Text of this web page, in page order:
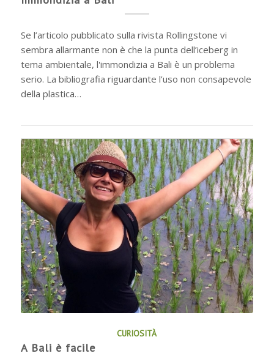
Se l’articolo pubblicato sulla rivista Rollingstone vi
sembra allarmante non è che la punta dell’iceberg in
tema ambientale, l'immondizia a Bali è un problema
serio. La bibliografia riguardante l’uso non consapevole
della plastica…
CURIOSITÀ
A Bali è facile